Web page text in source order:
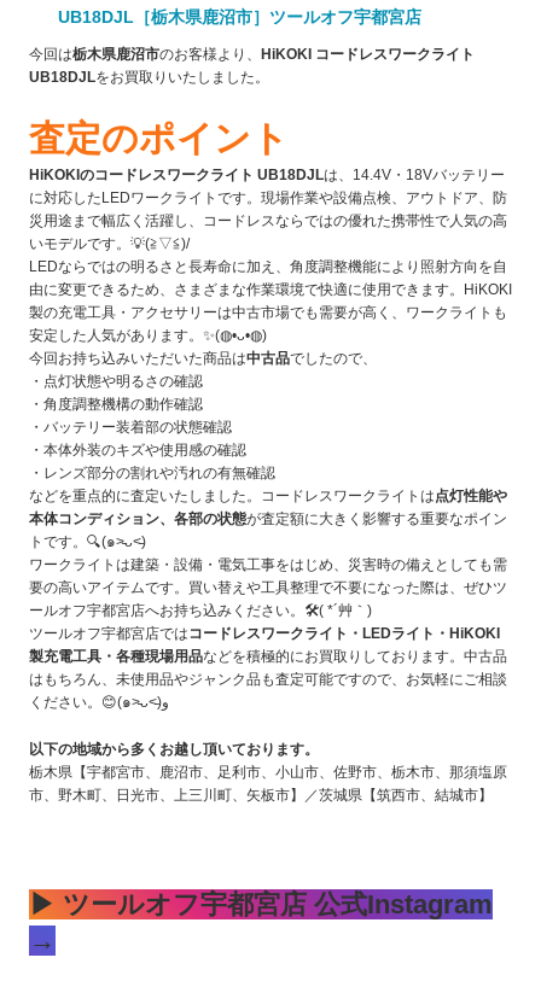
UB18DJL［栃木県鹿沼市］ツールオフ宇都宮店
今回は栃木県鹿沼市のお客様より、 HiKOKI コードレスワークライト
UB18DJLをお買取りいたしました。
査定のポイント
HiKOKIのコードレスワークライト UB18DJLは、14.4V・18Vバッテリー
に対応したLEDワークライトです。現場作業や設備点検、アウトドア、防
災用途まで幅広く活躍し、コードレスならではの優れた携帯性で人気の高
いモデルです。💡(≧▽≦)/
LEDならではの明るさと長寿命に加え、角度調整機能により照射方向を自
由に変更できるため、さまざまな作業環境で快適に使用できます。HiKOKI
製の充電工具・アクセサリーは中古市場でも需要が高く、ワークライトも
安定した人気があります。✨(◍•ᴗ•◍)
今回お持ち込みいただいた商品は中古品でしたので、
・点灯状態や明るさの確認
・角度調整機構の動作確認
・バッテリー装着部の状態確認
・本体外装のキズや使用感の確認
・レンズ部分の割れや汚れの有無確認
などを重点的に査定いたしました。コードレスワークライトは点灯性能や
本体コンディション、各部の状態が査定額に大きく影響する重要なポイン
トです。🔍(๑˃̵ᴗ˂̵)
ワークライトは建築・設備・電気工事をはじめ、災害時の備えとしても需
要の高いアイテムです。買い替えや工具整理で不要になった際は、ぜひツ
ールオフ宇都宮店へお持ち込みください。🛠️( *´艸｀)
ツールオフ宇都宮店では コードレスワークライト・LEDライト・HiKOKI
製充電工具・各種現場用品などを積極的にお買取りしております。中古品
はもちろん、未使用品やジャンク品も査定可能ですので、お気軽にご相談
ください。😊(๑˃̵ᴗ˂̵)و
以下の地域から多くお越し頂いております。
栃木県【宇都宮市、鹿沼市、足利市、小山市、佐野市、栃木市、那須塩原
市、野木町、日光市、上三川町、矢板市】／茨城県【筑西市、結城市】
▶ ツールオフ宇都宮店 公式Instagram
→